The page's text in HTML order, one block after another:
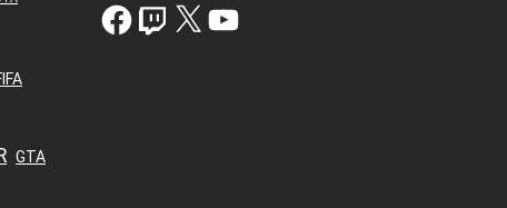
GTA
FacebookTwitch X YouTube